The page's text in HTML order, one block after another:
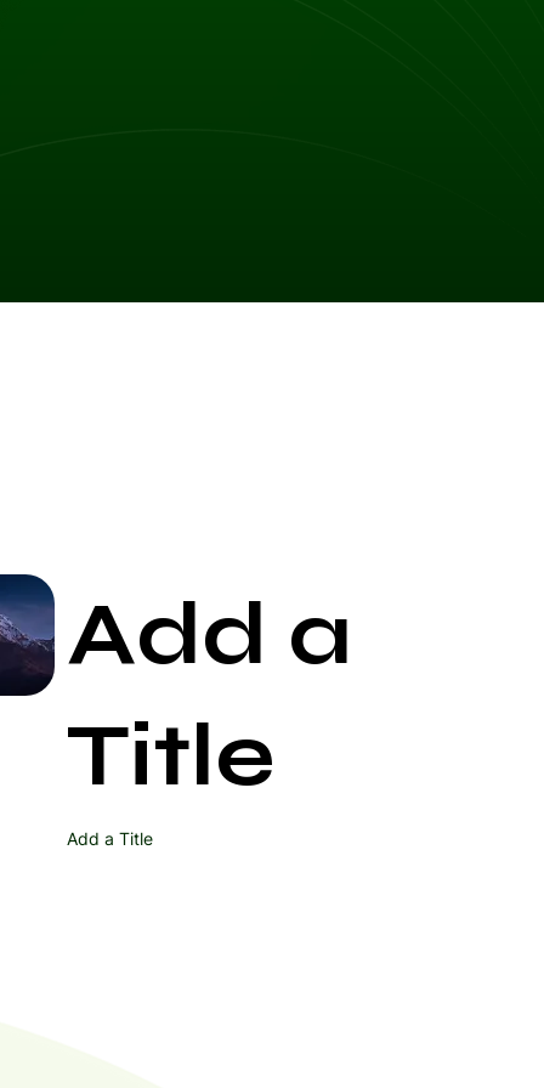
Add a
Title
Add a Title